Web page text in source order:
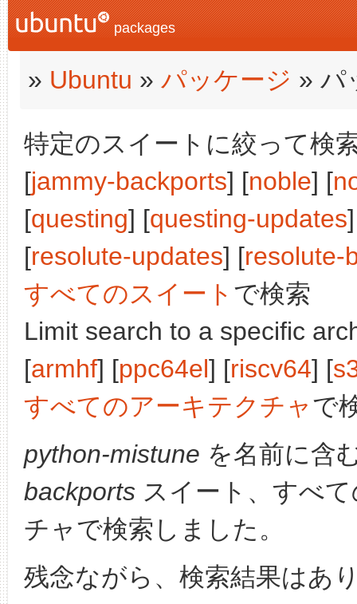
packages
» Ubuntu » パッケージ » パ
特定のスイートに絞って検
[jammy-backports] [noble] [
[questing] [questing-updates
[resolute-updates] [resolute-
すべてのスイート で検索
Limit search to a specific
[armhf] [ppc64el] [riscv64] [
すべてのアーキテクチャで
python-mistune を名前に含
backports スイート、すべ
チャで検索しました。
残念ながら、検索結果はあ